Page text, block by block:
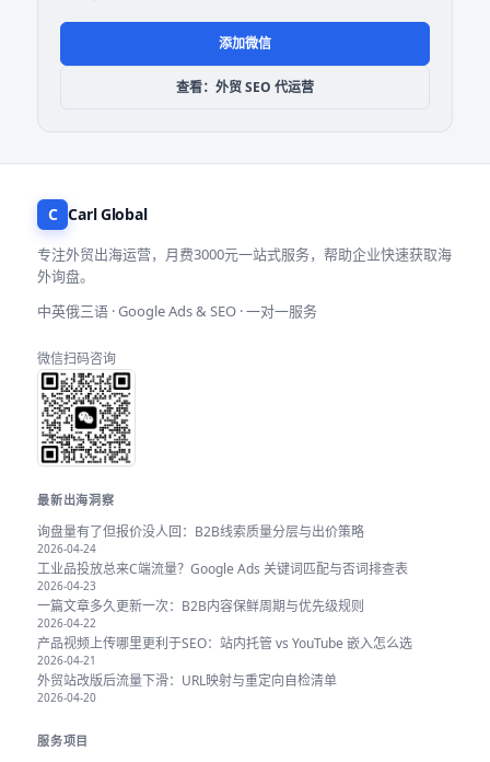
添加微信
查看：外贸 SEO 代运营
C Carl Global
专注外贸出海运营，月费3000元一站式服务，帮助企业快速获取海
外询盘。
中英俄三语 · Google Ads & SEO · 一对一服务
微信扫码咨询
最新出海洞察
询盘量有了但报价没人回：B2B线索质量分层与出价策略
2026-04-24
工业品投放总来C端流量？Google Ads 关键词匹配与否词排查表
2026-04-23
一篇文章多久更新一次：B2B内容保鲜周期与优先级规则
2026-04-22
产品视频上传哪里更利于SEO：站内托管 vs YouTube 嵌入怎么选
2026-04-21
外贸站改版后流量下滑：URL映射与重定向自检清单
2026-04-20
服务项目